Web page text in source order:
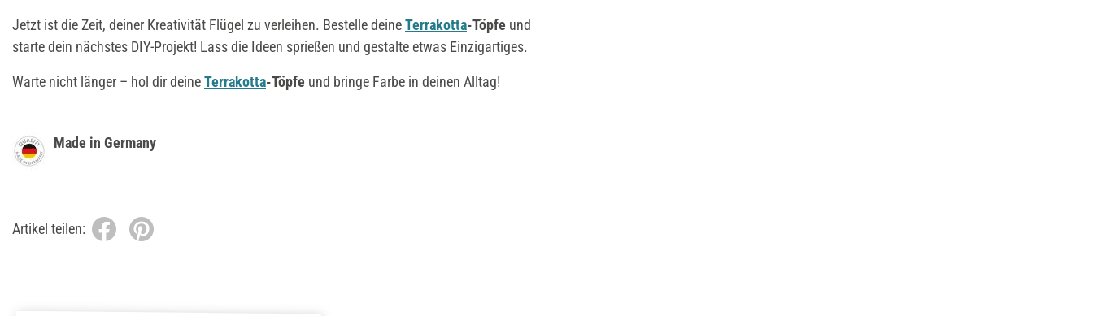
Jetzt ist die Zeit, deiner Kreativität Flügel zu verleihen. Bestelle deineTerrakotta-Töpfe und
starte dein nächstes DIY-Projekt! Lass die Ideen sprießen und gestalte etwas Einzigartiges.
Warte nicht länger – hol dir deineTerrakotta-Töpfe und bringe Farbe in deinen Alltag!
Made in Germany
Artikel teilen: